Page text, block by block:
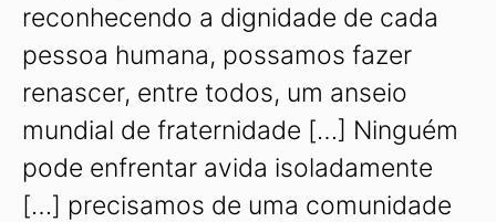
reconhecendo a dignidade de cada
pessoa humana, possamos fazer
renascer, entre todos, um anseio
mundial de fraternidade […] Ninguém
pode enfrentar avida isoladamente
[…] precisamos de uma comunidade